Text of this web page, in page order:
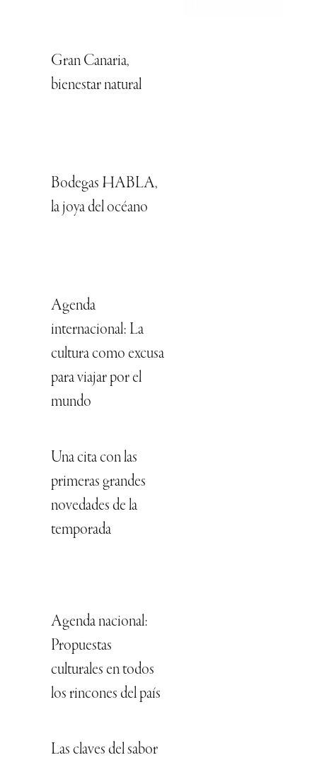
Gran Canaria,
bienestar natural
Bodegas HABLA,
la joya del océano
Agenda
internacional: La
cultura como excusa
para viajar por el
mundo
Una cita con las
primeras grandes
novedades de la
temporada
Agenda nacional:
Propuestas
culturales en todos
los rincones del país
Las claves del sabor